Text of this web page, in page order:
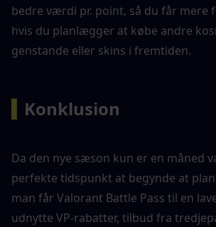
bedre værdi pr. point, så du får mere
hvis du planlægger at købe andre
genstande eller skins i fremtiden.
Konklusion
Da den nye sæson kun er en måned
perfekte tidspunkt at begynde at
man får Valorant Battle Pass til en
udnytte VP-rabatter, tilbud fra